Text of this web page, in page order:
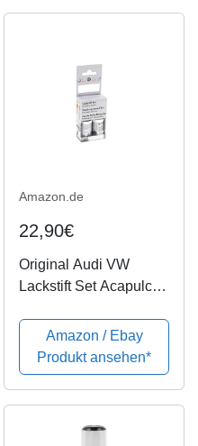
Amazon.de
22,90€
Original Audi VW
Lackstift Set Acapulco
Amazon / Ebay
Produkt ansehen*